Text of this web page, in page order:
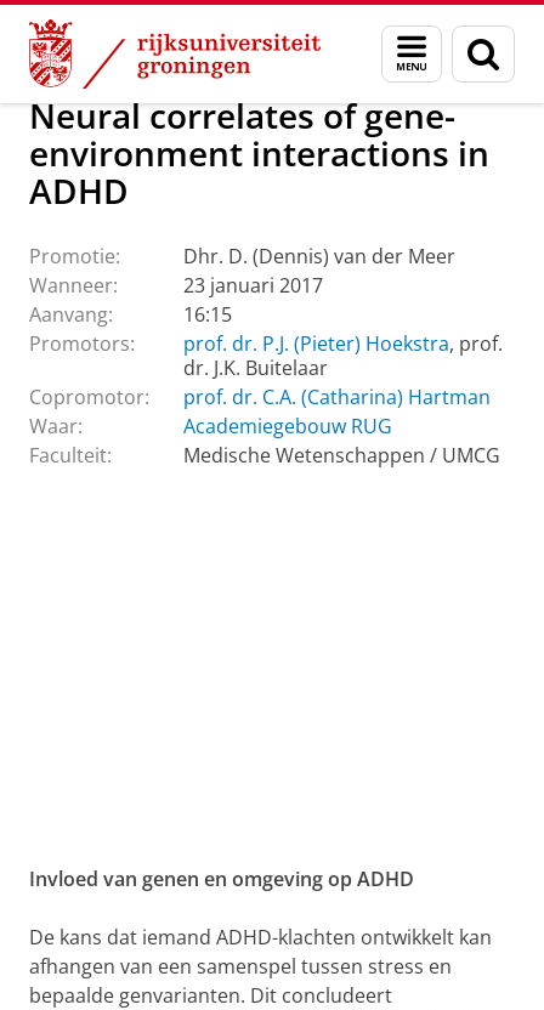
Skip
Content
Skip
Navigation
Menu
en
zoeken
Over ons Actueel Evenementen Promoties
Neural correlates of gene-
environment interactions in
ADHD
Promotie:
Dhr. D. (Dennis) van der Meer
Wanneer:
23 januari 2017
Aanvang:
16:15
Promotors:
prof. dr. P.J. (Pieter) Hoekstra, prof.
dr. J.K. Buitelaar
Copromotor:
prof. dr. C.A. (Catharina) Hartman
Waar:
Academiegebouw RUG
Faculteit:
Medische Wetenschappen / UMCG
Invloed van genen en omgeving op ADHD
De kans dat iemand ADHD-klachten ontwikkelt kan
afhangen van een samenspel tussen stress en
bepaalde genvarianten. Dit concludeert